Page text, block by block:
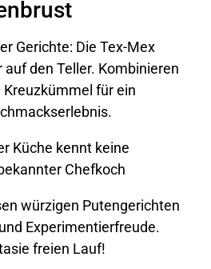
Gerichte: Die Tex-Mex
den Teller. Kombinieren
Kreuzkümmel für ein
Küche kennt keine
Chefkoch
würzigen Putengerichten
Experimentierfreude.
freien Lauf!